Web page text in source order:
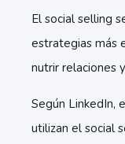
El social selling
estrategias más
nutrir relaciones
Según LinkedIn,
utilizan el social